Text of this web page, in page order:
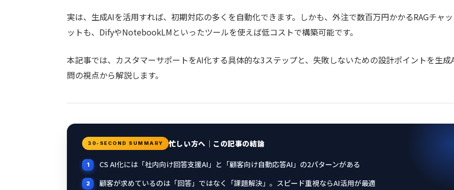
実は、生成AIを活用すれば、初期対応の多くを自動化できます。しかも、外注で数百万円かかるRAGチャ
ットも、DifyやNotebookLMといったツールを使えば低コストで構築可能です。
本記事では、カスタマーサポートをAI化する具体的な3ステップと、失敗しないための設計ポイントを生成
問の視点から解説します。
30-SECOND SUMMARY 忙しい方へ｜この記事の結論
CS AI化には「社内向け回答支援AI」と「顧客向け自動応答AI」の2パターンがある
顧客が求めているのは「回答」ではなく「課題解決」。スピード重視ならAI活用が最適